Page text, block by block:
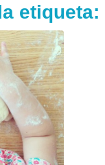
etiqueta: